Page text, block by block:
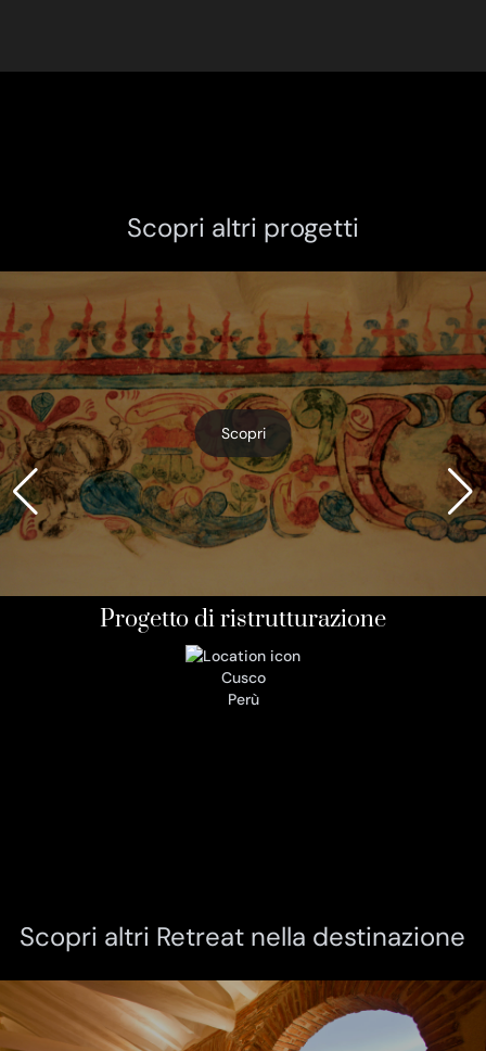
Scopri altri progetti
Scopri
Progetto di ristrutturazione
Cusco
Perù
Scopri altri Retreat nella destinazione